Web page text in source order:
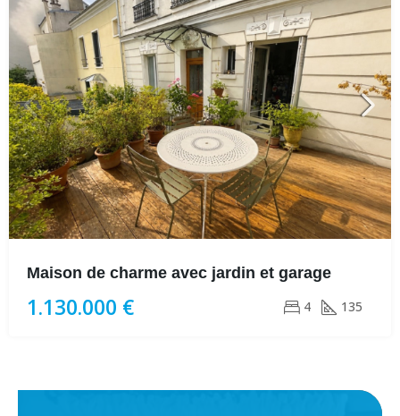
Maison de charme avec jardin et garage
1.130.000 € 4 135